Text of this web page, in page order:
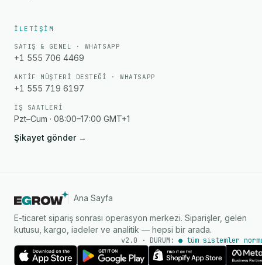
İLETIŞIM
SATIŞ & GENEL · WHATSAPP
+1 555 706 4469
AKTIF MÜŞTERI DESTEĞI · WHATSAPP
+1 555 719 6197
İŞ SAATLERI
Pzt–Cum · 08:00–17:00 GMT+1
Şikayet gönder →
Ana Sayfa
E-ticaret sipariş sonrası operasyon merkezi. Siparişler, gelen
kutusu, kargo, iadeler ve analitik — hepsi bir arada.
v2.0 · DURUM: ● tüm sistemler